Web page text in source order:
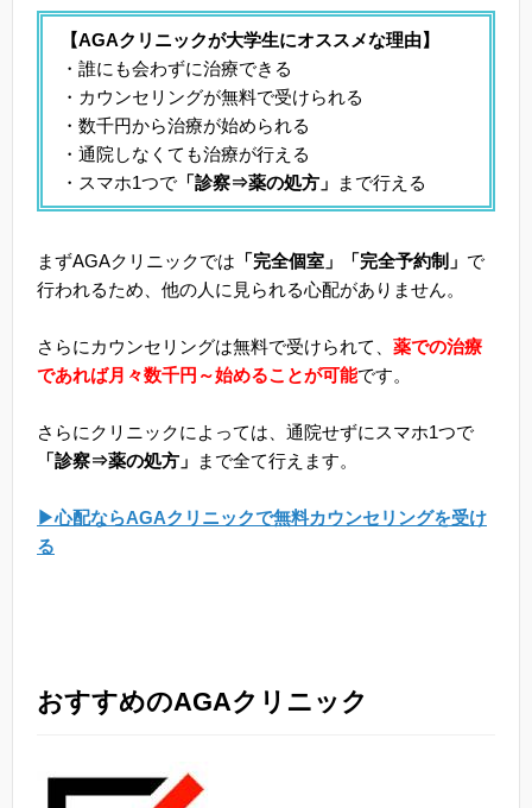
【AGAクリニックが大学生にオススメな理由】
・誰にも会わずに治療できる
・カウンセリングが無料で受けられる
・数千円から治療が始められる
・通院しなくても治療が行える
・スマホ1つで 「診察⇒薬の処方」 まで行える
まずAGAクリニックでは 「完全個室」「完全予約制」 で
行われるため、他の人に見られる心配がありません。
さらにカウンセリングは無料で受けられて、 薬での治療
であれば月々数千円～始めることが可能です。
さらにクリニックによっては、通院せずにスマホ1つで
「診察⇒薬の処方」
まで全て行えます。
▶心配ならAGAクリニックで無料カウンセリングを受け
る
おすすめのAGAクリニック